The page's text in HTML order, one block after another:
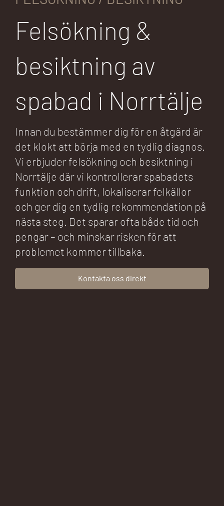
Felsökning &
besiktning av
spabad i Norrtälje
Innan du bestämmer dig för en åtgärd är
det klokt att börja med en tydlig diagnos.
Vi erbjuder felsökning och besiktning i
Norrtälje där vi kontrollerar spabadets
funktion och drift, lokaliserar felkällor
och ger dig en tydlig rekommendation på
nästa steg. Det sparar ofta både tid och
pengar – och minskar risken för att
problemet kommer tillbaka.
Kontakta oss direkt